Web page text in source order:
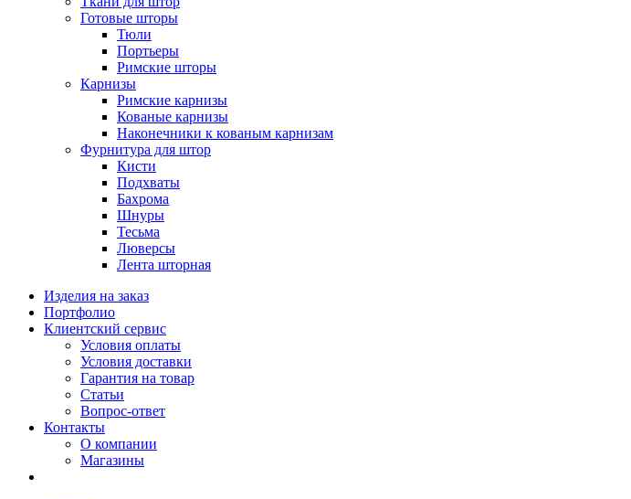
Готовые шторы
Тюли
Портьеры
Римские шторы
Карнизы
Римские карнизы
Кованые карнизы
Наконечники к кованым карнизам
Фурнитура для штор
Кисти
Подхваты
Бахрома
Шнуры
Тесьма
Люверсы
Лента шторная
Изделия на заказ
Портфолио
Клиентский сервис
Условия оплаты
Условия доставки
Гарантия на товар
Статьи
Вопрос-ответ
Контакты
О компании
Магазины